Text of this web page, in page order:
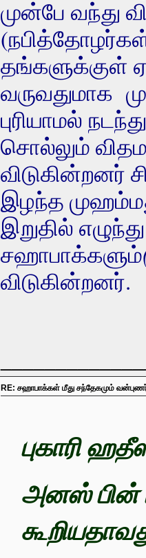
முன்பே வந்து
தங்களுக்குள்
வருவதுமாக
புரியாமல்
சொல்லும்
விடுகின்றனர்
இழந்த
இறுதில்
சஹாபாக்களும்
விடுகின்றனர்.
RE: சஹாபாக்கள் மீது சந்தேகமும்
புகாரி
அனஸ் பின்